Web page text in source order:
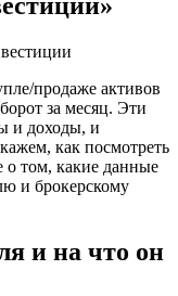
продаже активов
за месяц. Эти
и доходы, и
как посмотреть
о том, какие данные
и брокерскому
и на что он